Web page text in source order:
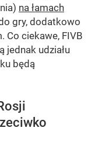
na łamach
gry, dodatkowo
Co ciekawe, FIVB
jednak udziału
będą